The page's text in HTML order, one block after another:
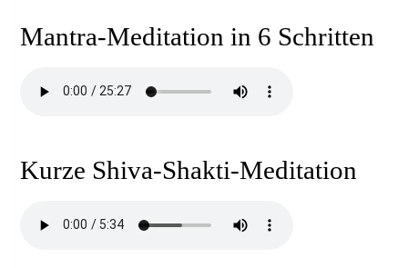
Mantra-Meditation in 6 Schritten
Kurze Shiva-Shakti-Meditation